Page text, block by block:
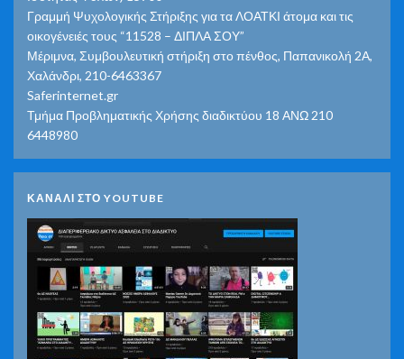
Γραμμή Ψυχολογικής Στήριξης για τα ΛΟΑΤΚΙ άτομα και τις
οικογένειές τους “11528 – ΔΙΠΛΑ ΣΟΥ”
Μέριμνα, Συμβουλευτική στήριξη στο πένθος, Παπανικολή 2Α,
Χαλάνδρι, 210-6463367
Saferinternet.gr
Τμήμα Προβληματικής Χρήσης διαδικτύου 18 ΑΝΩ 210
6448980
ΚΑΝΑΛΙ ΣΤΟ YOUTUBE